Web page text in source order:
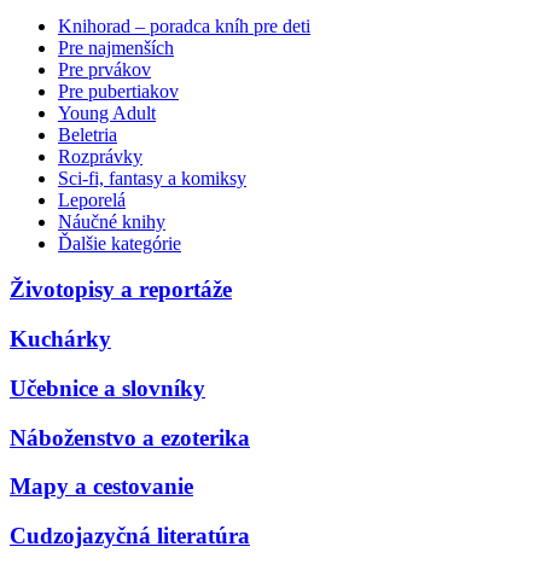
Knihorad – poradca kníh pre deti
Pre najmenších
Pre prvákov
Pre pubertiakov
Young Adult
Beletria
Rozprávky
Sci-fi, fantasy a komiksy
Leporelá
Náučné knihy
Ďalšie kategórie
Životopisy a reportáže
Kuchárky
Učebnice a slovníky
Náboženstvo a ezoterika
Mapy a cestovanie
Cudzojazyčná literatúra